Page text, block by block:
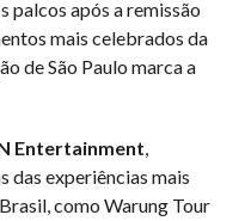
palcos após a remissão
mais celebrados da
de São Paulo marca a
Entertainment,
das experiências mais
como Warung Tour